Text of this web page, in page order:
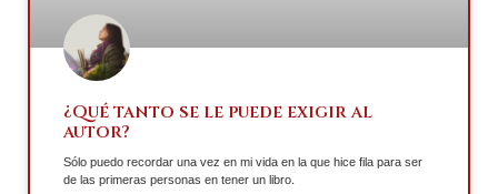
¿Qué tanto se le puede exigir al
autor?
Sólo puedo recordar una vez en mi vida en la que hice fila para ser
de las primeras personas en tener un libro.